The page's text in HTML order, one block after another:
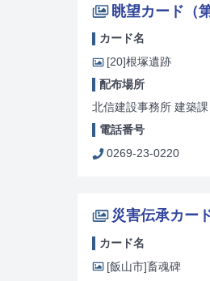
眺望カード（
カード名
[20]根塚遺跡
配布場所
北信建設事務所 建築課
電話番号
0269-23-0220
災害伝承カー
カード名
[飯山市]畜魂碑